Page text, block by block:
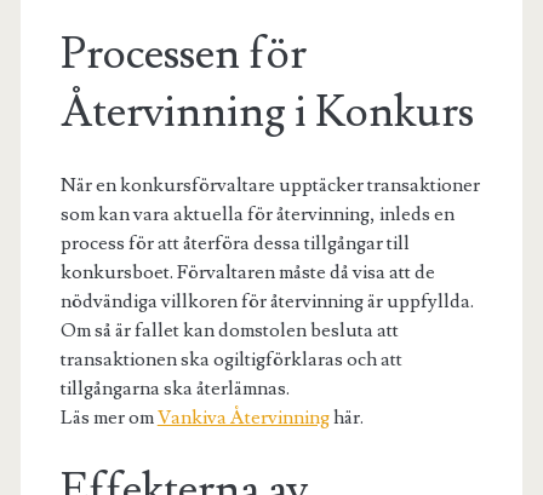
Processen för
Återvinning i Konkurs
När en konkursförvaltare upptäcker transaktioner
som kan vara aktuella för återvinning, inleds en
process för att återföra dessa tillgångar till
konkursboet. Förvaltaren måste då visa att de
nödvändiga villkoren för återvinning är uppfyllda.
Om så är fallet kan domstolen besluta att
transaktionen ska ogiltigförklaras och att
tillgångarna ska återlämnas.
Läs mer omVankiva Återvinninghär.